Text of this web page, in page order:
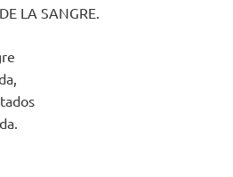
LA SANGRE.